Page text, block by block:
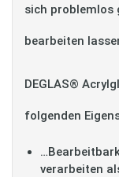
sich problemlos
bearbeiten
DEGLAS®
folgenden
verarbeiten